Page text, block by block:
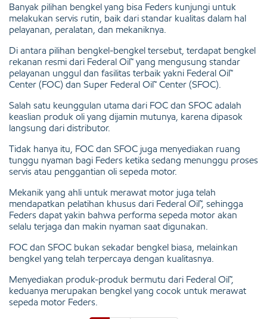
Banyak pilihan bengkel yang bisa Feders kunjungi untuk
melakukan servis rutin, baik dari standar kualitas dalam hal
pelayanan, peralatan, dan mekaniknya.
Di antara pilihan bengkel-bengkel tersebut, terdapat bengkel
rekanan resmi dari Federal Oil™ yang mengusung standar
pelayanan unggul dan fasilitas terbaik yakni Federal Oil™
Center (FOC) dan Super Federal Oil™ Center (SFOC).
Salah satu keunggulan utama dari FOC dan SFOC adalah
keaslian produk oli yang dijamin mutunya, karena dipasok
langsung dari distributor.
Tidak hanya itu, FOC dan SFOC juga menyediakan ruang
tunggu nyaman bagi Feders ketika sedang menunggu proses
servis atau penggantian oli sepeda motor.
Mekanik yang ahli untuk merawat motor juga telah
mendapatkan pelatihan khusus dari Federal Oil™, sehingga
Feders dapat yakin bahwa performa sepeda motor akan
selalu terjaga dan makin nyaman saat digunakan.
FOC dan SFOC bukan sekadar bengkel biasa, melainkan
bengkel yang telah terpercaya dengan kualitasnya.
Menyediakan produk-produk bermutu dari Federal Oil™,
keduanya merupakan bengkel yang cocok untuk merawat
sepeda motor Feders.